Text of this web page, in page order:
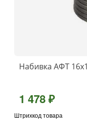
Набивка АФТ
1 478 ₽
Штрихкод товара